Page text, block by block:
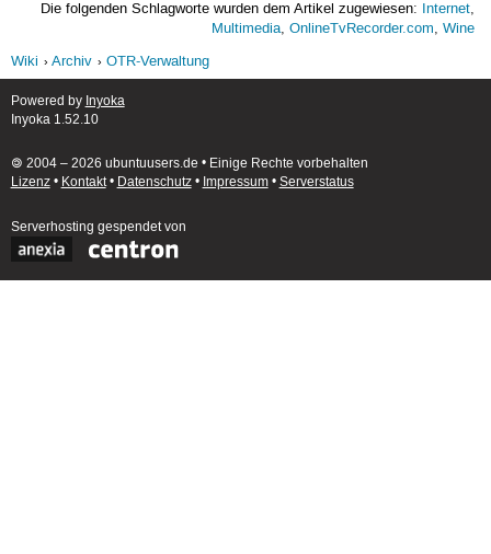
Die folgenden Schlagworte wurden dem Artikel zugewiesen: Internet,
Multimedia,OnlineTvRecorder.com,Wine
Wiki
Archiv OTR-Verwaltung
Powered by Inyoka
Inyoka 1.52.10
🄯 2004 – 2026 ubuntuusers.de • Einige Rechte vorbehalten
Lizenz• Kontakt• Datenschutz• Impressum• Serverstatus
Serverhosting gespendet von